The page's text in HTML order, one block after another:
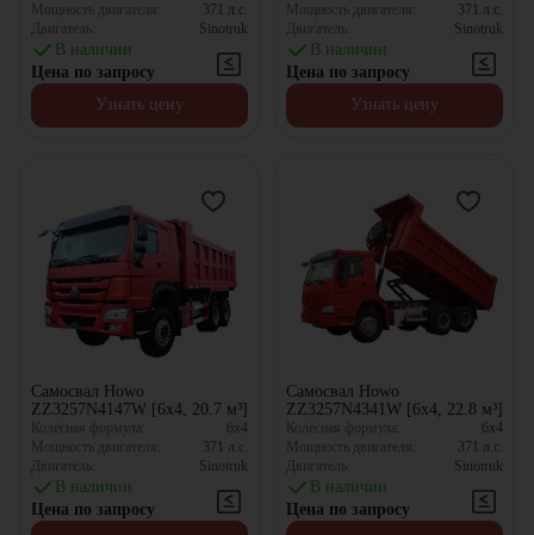
Мощность двигателя:
371 л.с.
Двигатель:
Sinotruk
В наличии
Цена по запросу
Узнать цену
Мощность двигателя:
371 л.с.
Двигатель:
Sinotruk
В наличии
Цена по запросу
Узнать цену
Самосвал Howo
ZZ3257N4147W [6x4, 20.7 м³]
Колёсная формула:
6x4
Мощность двигателя:
371 л.с.
Двигатель:
Sinotruk
В наличии
Цена по запросу
Самосвал Howo
ZZ3257N4341W [6x4, 22.8 м³]
Колёсная формула:
6x4
Мощность двигателя:
371 л.с.
Двигатель:
Sinotruk
В наличии
Цена по запросу